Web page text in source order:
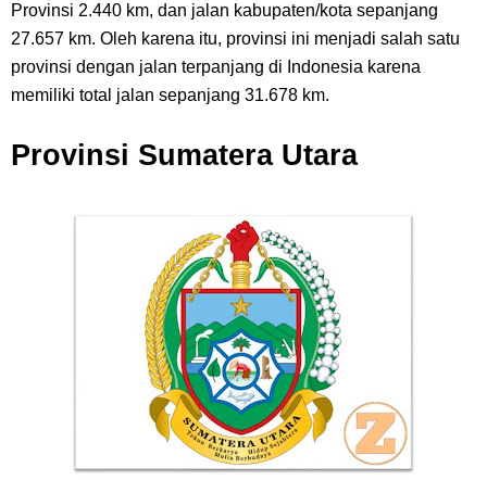
Provinsi 2.440 km, dan jalan kabupaten/kota sepanjang
27.657 km. Oleh karena itu, provinsi ini menjadi salah satu
provinsi dengan jalan terpanjang di Indonesia karena
memiliki total jalan sepanjang 31.678 km.
Provinsi Sumatera Utara